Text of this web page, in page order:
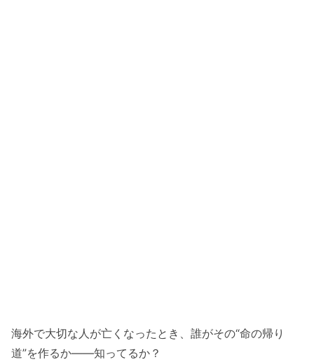
海外で大切な人が亡くなったとき、誰がその“命の帰り
道”を作るか――知ってるか？